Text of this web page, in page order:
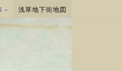
浅草地下街地図